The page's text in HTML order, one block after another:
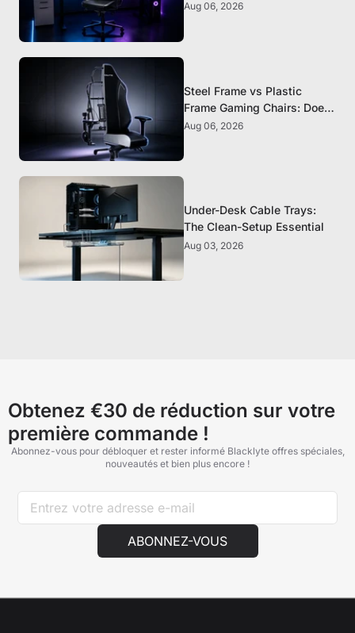
Aug 06, 2026
Steel Frame vs Plastic
Frame Gaming Chairs: Does
It Matter?
Aug 06, 2026
Under-Desk Cable Trays:
The Clean-Setup Essential
Aug 03, 2026
Obtenez €30 de réduction sur votre
première commande !
Abonnez-vous pour débloquer et rester informé Blacklyte offres spéciales,
nouveautés et bien plus encore !
ABONNEZ-VOUS